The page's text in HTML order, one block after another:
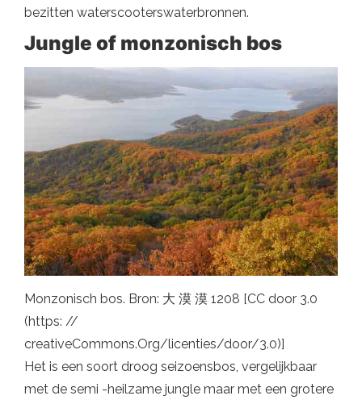
bezitten waterscooterswaterbronnen.
Jungle of monzonisch bos
Monzonisch bos. Bron: 大 漠 漠 1208 [CC door 3.0
(https: //
creativeCommons.Org/licenties/door/3.0)]
Het is een soort droog seizoensbos, vergelijkbaar
met de semi -heilzame jungle maar met een grotere